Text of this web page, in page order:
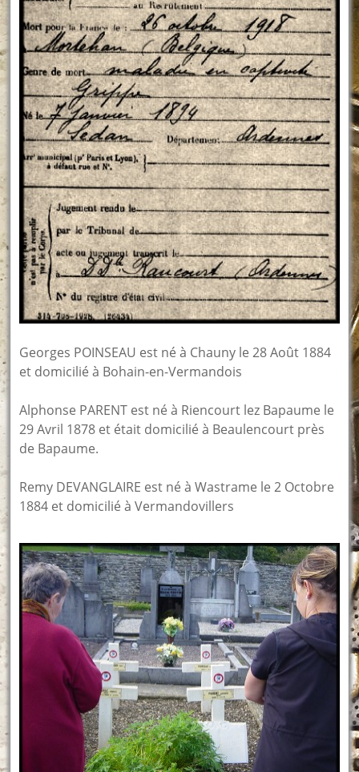
Georges POINSEAU est né à Chauny le 28 Août 1884
et domicilié à Bohain-en-Vermandois
Alphonse PARENT est né à Riencourt lez Bapaume le
29 Avril 1878 et était domicilié à Beaulencourt près
de Bapaume.
Remy DEVANGLAIRE est né à Wastrame le 2 Octobre
1884 et domicilié à Vermandovillers